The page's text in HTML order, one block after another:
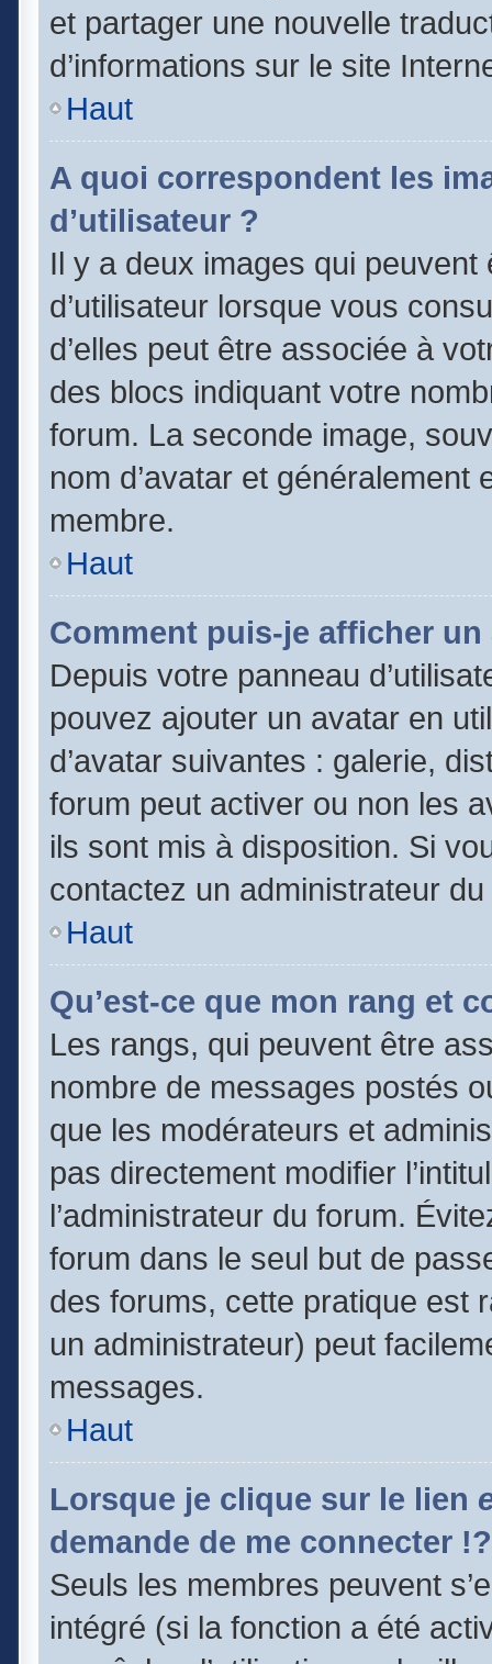
et partager une nouvelle
d’informations sur le site
Haut
A quoi correspondent les
d’utilisateur ?
Il y a deux images qui
d’utilisateur lorsque vous
d’elles peut être associée à
des blocs indiquant votre
forum. La seconde image,
nom d’avatar et
membre.
Haut
Comment puis-je afficher un
Depuis votre panneau
pouvez ajouter un avatar en
d’avatar suivantes : galerie,
forum peut activer ou non les
ils sont mis à disposition. Si
contactez un administrateur
Haut
Qu’est-ce que mon rang et
Les rangs, qui peuvent être
nombre de messages postés
que les modérateurs et
pas directement modifier
l’administrateur du forum.
forum dans le seul but de
des forums, cette pratique est
un administrateur) peut
messages.
Haut
Lorsque je clique sur le lien
demande de me connecter !?
Seuls les membres peuvent
intégré (si la fonction a été